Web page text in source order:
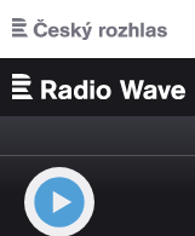
Přejít k hlavnímu